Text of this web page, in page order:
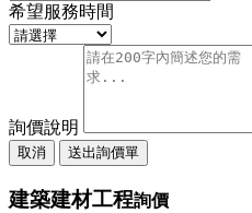
希望服務時間
詢價說明
取消 送出詢價單
建築建材工程詢價